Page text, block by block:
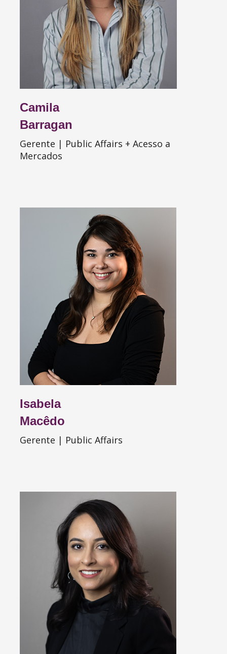
Camila
Barragan
Gerente | Public Affairs + Acesso a
Mercados
Isabela
Macêdo
Gerente | Public Affairs